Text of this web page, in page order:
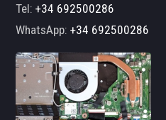
Tel:+34 692500286
WhatsApp:+34 692500286